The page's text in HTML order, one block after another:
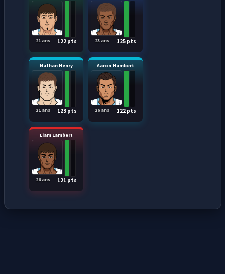
122 pts
21 ans 125 pts
23 ans
Nathan Henry
123 pts
21 ans
Aaron Humbert
122 pts
26 ans
Liam Lambert
121 pts
26 ans